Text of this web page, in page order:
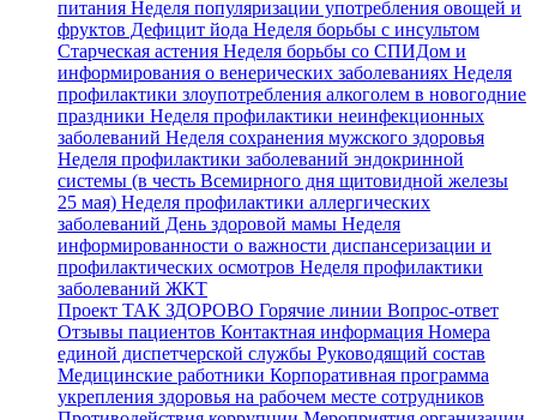
питания Неделя популяризации употребления овощей и
фруктов Дефицит йода Неделя борьбы с инсультом
Старческая астения Неделя борьбы со СПИДом и
информирования о венерических заболеваниях Неделя
профилактики злоупотребления алкоголем в новогодние
праздники Неделя профилактики неинфекционных
заболеваний Неделя сохранения мужского здоровья
Неделя профилактики заболеваний эндокринной
системы (в честь Всемирного дня щитовидной железы
25 мая) Неделя профилактики аллергических
заболеваний День здоровой мамы Неделя
информированности о важности диспансеризации и
профилактических осмотров Неделя профилактики
заболеваний ЖКТ
Проект ТАК ЗДОРОВО Горячие линии Вопрос-ответ
Отзывы пациентов Контактная информация Номера
единой диспетчерской службы Руководящий состав
Медицинские работники Корпоративная программа
укрепления здоровья на рабочем месте сотрудников